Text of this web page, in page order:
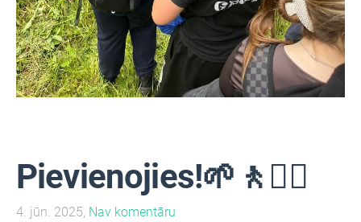
Pievienojies!🌱🚶🚶‍♀️
4. jūn. 2025, Nav komentāru